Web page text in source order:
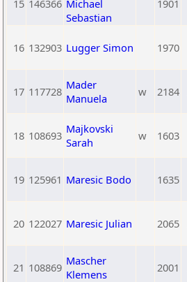
15 146366 Michael
Sebastian
1901
16 132903 Lugger Simon 1970
17 117728 Mader
Manuela
w 2184
18 108693 Majkovski
Sarah
w 1603
19 125961 Maresic Bodo 1635
20 122027 Maresic Julian 2065
21 108869 Mascher
Klemens
2001